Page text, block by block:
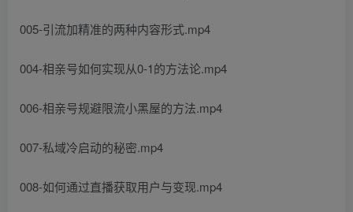
005-引流加精准的两种内容形式.mp4
004-相亲号如何实现从0-1的方法论.mp4
006-相亲号规避限流小黑屋的方法.mp4
007-私域冷启动的秘密.mp4
008-如何通过直播获取用户与变现.mp4